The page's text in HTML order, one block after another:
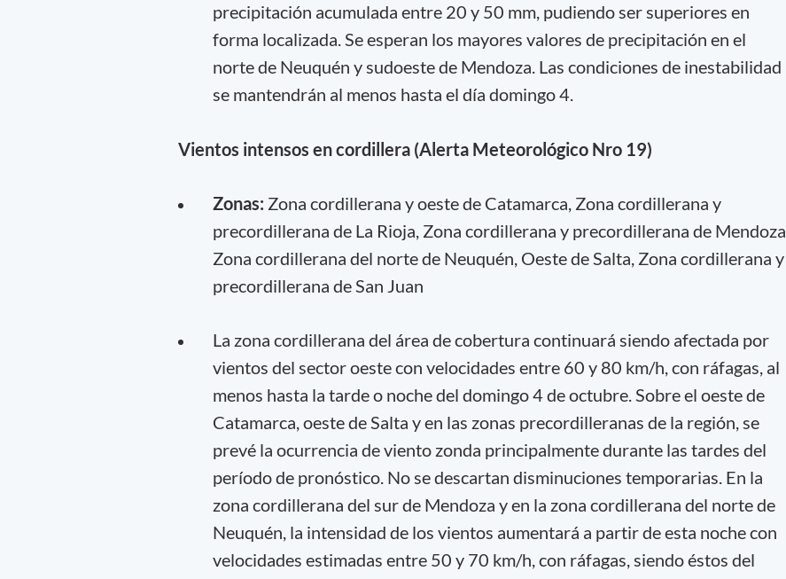
precipitación acumulada entre 20 y 50 mm, pudiendo ser superiores en
forma localizada. Se esperan los mayores valores de precipitación en el
norte de Neuquén y sudoeste de Mendoza. Las condiciones de inestabilidad
se mantendrán al menos hasta el día domingo 4.
Vientos intensos en cordillera (Alerta Meteorológico Nro 19)
Zonas: Zona cordillerana y oeste de Catamarca, Zona cordillerana y
precordillerana de La Rioja, Zona cordillerana y precordillerana de Mendoza,
Zona cordillerana del norte de Neuquén, Oeste de Salta, Zona cordillerana y
precordillerana de San Juan
La zona cordillerana del área de cobertura continuará siendo afectada por
vientos del sector oeste con velocidades entre 60 y 80 km/h, con ráfagas, al
menos hasta la tarde o noche del domingo 4 de octubre. Sobre el oeste de
Catamarca, oeste de Salta y en las zonas precordilleranas de la región, se
prevé la ocurrencia de viento zonda principalmente durante las tardes del
período de pronóstico. No se descartan disminuciones temporarias. En la
zona cordillerana del sur de Mendoza y en la zona cordillerana del norte de
Neuquén, la intensidad de los vientos aumentará a partir de esta noche con
velocidades estimadas entre 50 y 70 km/h, con ráfagas, siendo éstos del